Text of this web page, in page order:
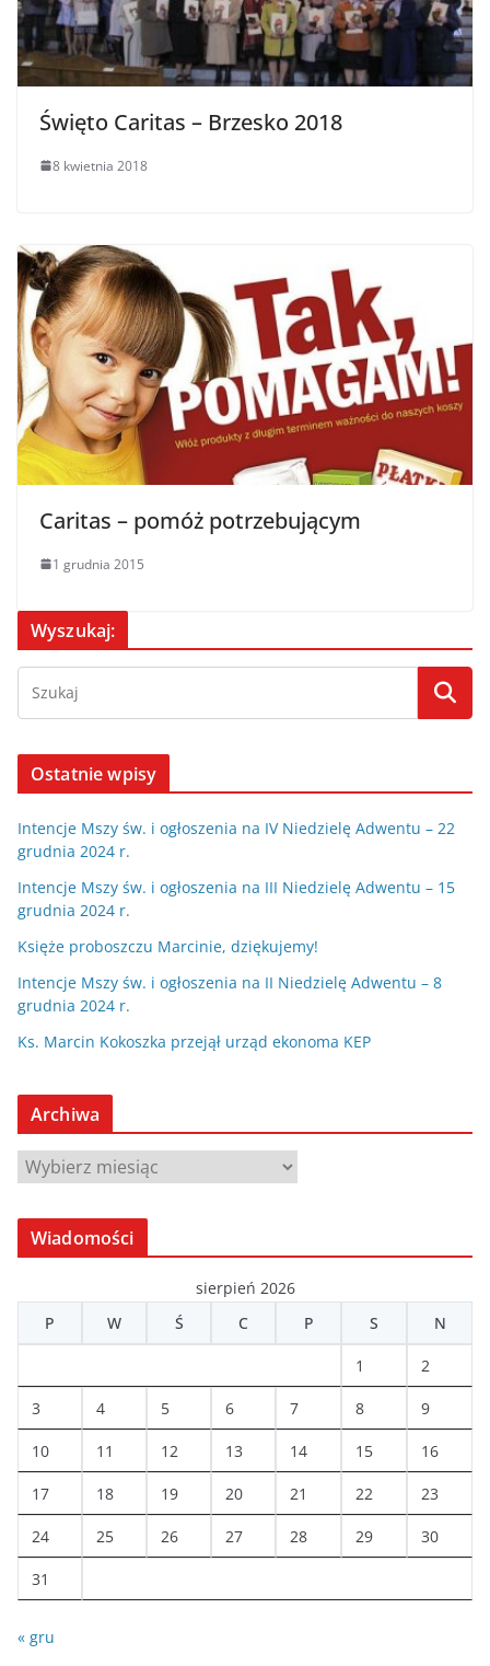
Święto Caritas – Brzesko 2018
8 kwietnia 2018
Caritas – pomóż potrzebującym
1 grudnia 2015
Wyszukaj:
Ostatnie wpisy
Intencje Mszy św. i ogłoszenia na IV Niedzielę Adwentu – 22
grudnia 2024 r.
Intencje Mszy św. i ogłoszenia na III Niedzielę Adwentu – 15
grudnia 2024 r.
Księże proboszczu Marcinie, dziękujemy!
Intencje Mszy św. i ogłoszenia na II Niedzielę Adwentu – 8
grudnia 2024 r.
Ks. Marcin Kokoszka przejął urząd ekonoma KEP
Archiwa
A
r
c
w
Wiadomości
sierpień 2026
P
W Ś C P S N
1 2
3 4 5 6 7 8 9
10 11 12 13 14 15 16
17 18 19 20 21 22 23
24 25 26 27 28 29 30
31
« gru